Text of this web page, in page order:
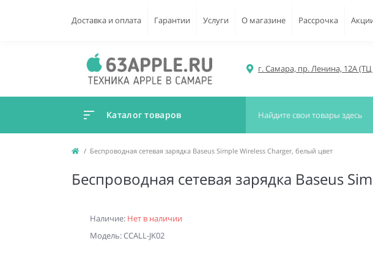
Доставка и оплата Гарантии Услуги О магазине Рассрочка
г. Самара, пр. Ленина, 12А
Каталог товаров
Беспроводная сетевая зарядка Baseus Simple Wireless Charger, белый цвет
Беспроводная сетевая зарядка Baseus
Наличие: Нет в наличии
Модель: CCALL-JK02